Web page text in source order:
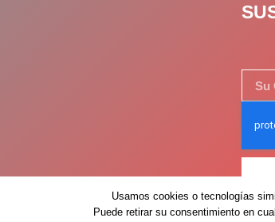
Despertar México – 2026 – Derechos
Usamos cookies o tecnologías
Puede retirar su consentimiento en